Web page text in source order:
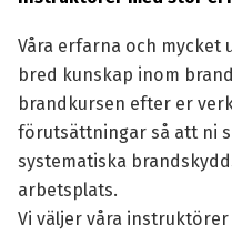
Våra erfarna och
bred kunskap inom
brandkursen efter er
förutsättningar så att ni
systematiska
arbetsplats.
Vi väljer våra